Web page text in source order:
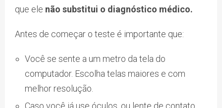
que ele não substitui o diagnóstico médico.
Antes de começar o teste é importante que:
Você se sente a um metro da tela do
computador. Escolha telas maiores e com
melhor resolução.
Caso você já use óculos, ou lente de contato,